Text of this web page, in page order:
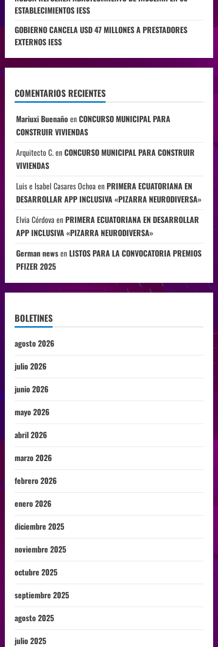
ESTABLECIMIENTOS IESS
GOBIERNO CANCELA USD 47 MILLONES A PRESTADORES
EXTERNOS IESS
COMENTARIOS RECIENTES
Mariuxi Buenaño enCONCURSO MUNICIPAL PARA
CONSTRUIR VIVIENDAS
Arquitecto C.enCONCURSO MUNICIPAL PARA CONSTRUIR
VIVIENDAS
Luis e Isabel Casares Ochoa en PRIMERA ECUATORIANA EN
DESARROLLAR APP INCLUSIVA «PIZARRA NEURODIVERSA»
Elvia Córdova en PRIMERA ECUATORIANA EN DESARROLLAR
APP INCLUSIVA «PIZARRA NEURODIVERSA»
German newsen LISTOS PARA LA CONVOCATORIA PREMIOS
PFIZER 2025
BOLETINES
agosto 2026
julio 2026
junio 2026
mayo 2026
abril 2026
marzo 2026
febrero 2026
enero 2026
diciembre 2025
noviembre 2025
octubre 2025
septiembre 2025
agosto 2025
julio 2025